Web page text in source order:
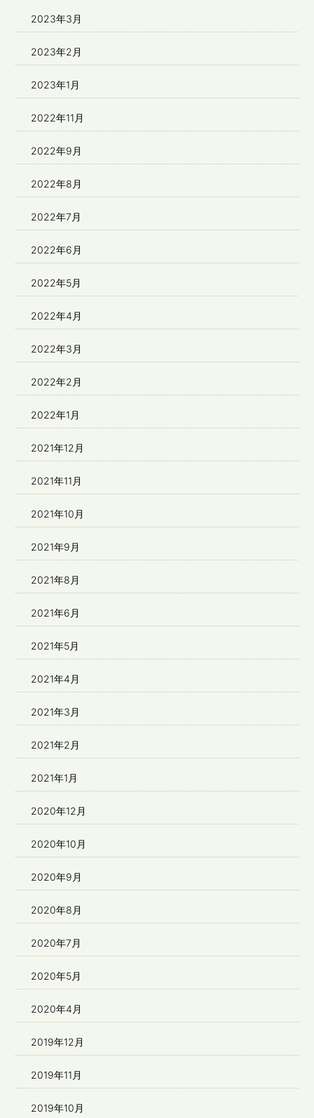
2023年3月
2023年2月
2023年1月
2022年11月
2022年9月
2022年8月
2022年7月
2022年6月
2022年5月
2022年4月
2022年3月
2022年2月
2022年1月
2021年12月
2021年11月
2021年10月
2021年9月
2021年8月
2021年6月
2021年5月
2021年4月
2021年3月
2021年2月
2021年1月
2020年12月
2020年10月
2020年9月
2020年8月
2020年7月
2020年5月
2020年4月
2019年12月
2019年11月
2019年10月